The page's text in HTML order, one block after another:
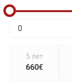
5 лет
660€